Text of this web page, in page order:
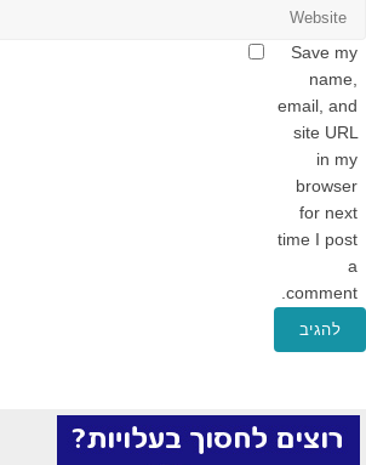
Save my
name,
email, and
site URL
in my
browser
for next
time I post
a
comment.